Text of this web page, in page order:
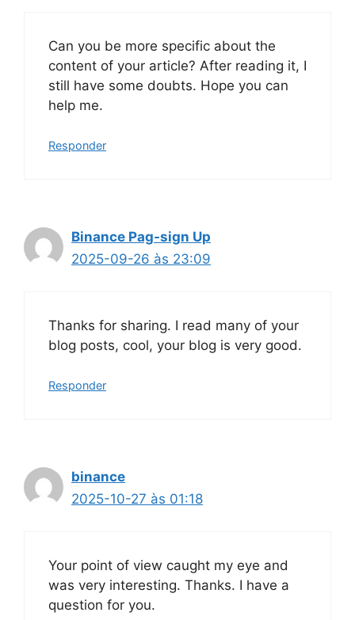
Can you be more specific about the
content of your article? After reading it, I
still have some doubts. Hope you can
help me.
Responder
Binance Pag-sign Up
2025-09-26 às 23:09
Thanks for sharing. I read many of your
blog posts, cool, your blog is very good.
Responder
binance
2025-10-27 às 01:18
Your point of view caught my eye and
was very interesting. Thanks. I have a
question for you.